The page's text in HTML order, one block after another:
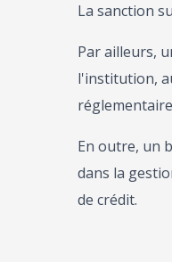
La sanction
Par ailleurs,
l'institution,
En outre, un
dans la
de crédit.